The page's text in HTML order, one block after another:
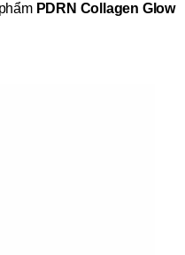
PDRN Collagen Glow